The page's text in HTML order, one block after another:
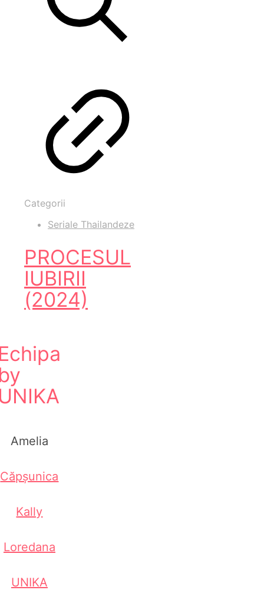
Categorii
Seriale Thailandeze
PROCESUL
IUBIRII
(2024)
Amelia
Căpșunica
Kally
Loredana
UNIKA